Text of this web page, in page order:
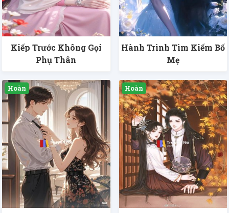
Kiếp Trước Không Gọi
Phụ Thân
Hành Trình Tìm Kiếm Bố
Mẹ